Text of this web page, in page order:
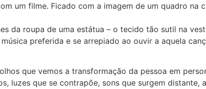
um filme. Ficado com a imagem de um quadro na
da roupa de uma estátua – o tecido tão sutil na
preferida e se arrepiado ao ouvir a aquela
que vemos a transformação da pessoa em
luzes que se contrapõe, sons que surgem